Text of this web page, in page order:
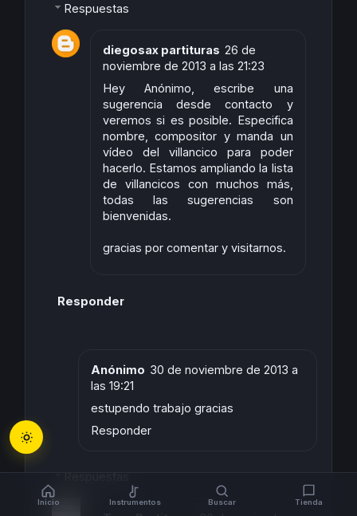
Respuestas
diegosax partituras 26 de
noviembre de 2013 a las 21:23
Hey Anónimo, escribe una
sugerencia desde contacto y
veremos si es posible. Especifica
nombre, compositor y manda un
vídeo del villancico para poder
hacerlo. Estamos ampliando la lista
de villancicos con muchos más,
todas las sugerencias son
bienvenidas.
gracias por comentar y visitarnos.
Responder
Anónimo 30 de noviembre de 2013 a
las 19:21
estupendo trabajo gracias
Responder
Inicio Instrumentos Buscar Tienda